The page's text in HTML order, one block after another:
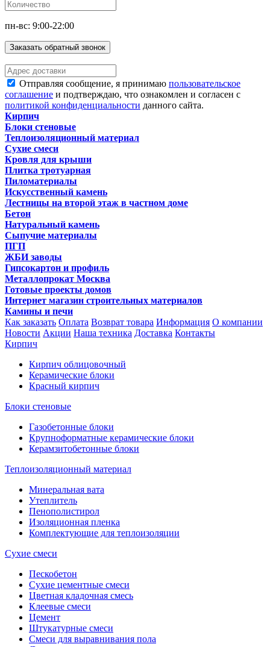
пн-вс: 9:00-22:00
Заказать обратный звонок
Отправляя сообщение, я принимаю пользовательское
соглашение и подтверждаю, что ознакомлен и согласен с
политикой конфиденциальности данного сайта.
Кирпич
Блоки стеновые
Теплоизоляционный материал
Сухие смеси
Кровля для крыши
Плитка тротуарная
Пиломатериалы
Искусственный камень
Лестницы на второй этаж в частном доме
Бетон
Натуральный камень
Сыпучие материалы
ПГП
ЖБИ заводы
Гипсокартон и профиль
Металлопрокат Москва
Готовые проекты домов
Интернет магазин строительных материалов
Камины и печи
Как заказать Оплата Возврат товара Информация О компании
Новости Акции Наша техника Доставка Контакты
Кирпич
Кирпич облицовочный
Керамические блоки
Красный кирпич
Блоки стеновые
Газобетонные блоки
Крупноформатные керамические блоки
Керамзитобетонные блоки
Теплоизоляционный материал
Минеральная вата
Утеплитель
Пенополистирол
Изоляционная пленка
Комплектующие для теплоизоляции
Сухие смеси
Пескобетон
Сухие цементные смеси
Цветная кладочная смесь
Клеевые смеси
Цемент
Штукатурные смеси
Смеси для выравнивания пола